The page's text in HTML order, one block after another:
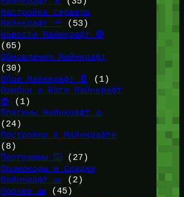
Настройка сервера
Майнкрафт 🔦 (53)
Новости Майнкрафт 🔴
(65)
Обновления Майнкрафт
(30)
Обои Майнкрафт 📔
(1)
Ошибки и Баги Майнкрафт
🐞(1)
Плагины Майнкрафт ♨️
(24)
Постройки в Майнкрафте
(8)
Программы ⌨️(27)
Промокоды и Скидки
Майнкрафт 🎫
(2)
Прочее 🧱 (45)